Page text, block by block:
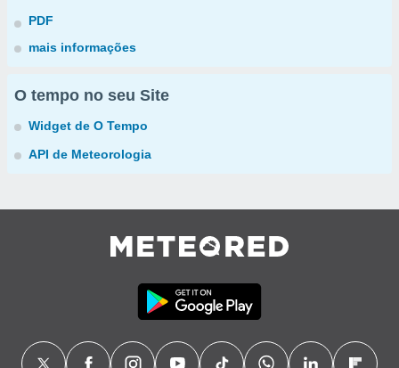
PDF
mais informações
O tempo no seu Site
Widget de O Tempo
API de Meteorologia